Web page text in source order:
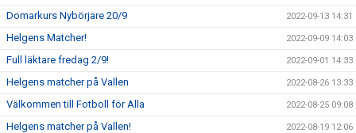
Domarkurs Nybörjare 20/9 2022-09-13 14:31
Helgens Matcher! 2022-09-09 14:03
Full läktare fredag 2/9! 2022-09-01 14:33
Helgens matcher på Vallen 2022-08-26 13:33
Välkommen till Fotboll för Alla 2022-08-25 09:08
Helgens matcher på Vallen! 2022-08-19 12:06